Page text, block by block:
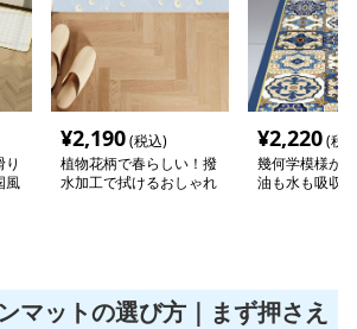
風
¥2,190(税込)
植物花柄で春らしい！撥
水加工で拭けるおしゃれ
¥2,220(税
幾何学模様が
油も水も吸収
マットの選び方｜まず押さえ